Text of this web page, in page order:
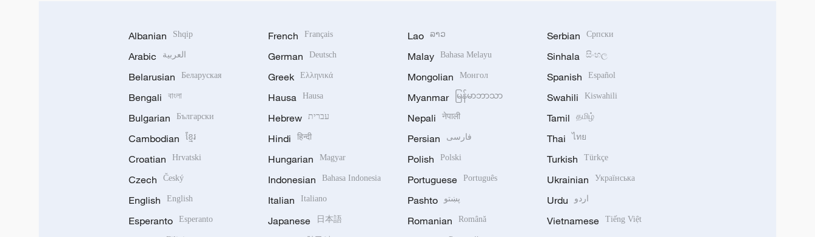
Albanian Shqip
Arabic العربية
Belarusian Беларуская
Bengali বাংলা
Bulgarian Български
Cambodian ខ្មែរ
Croatian Hrvatski
Czech Český
English English
Esperanto Esperanto
French Français
German Deutsch
Greek Ελληνικά
Hausa Hausa
Hebrew עברית
Hindi हिन्दी
Hungarian Magyar
Indonesian Bahasa Indonesia
Italian Italiano
Japanese 日本語
Lao ລາວ
Malay Bahasa Melayu
Mongolian Монгол
Myanmar မြန်မာဘာသာ
Nepali नेपाली
Persian فارسی
Polish Polski
Portuguese Português
Pashto پښتو
Romanian Română
Serbian Српски
Sinhala සිංහල
Spanish Español
Swahili Kiswahili
Tamil தமிழ்
Thai ไทย
Turkish Türkçe
Ukrainian Українська
Urdu اردو
Vietnamese Tiếng Việt